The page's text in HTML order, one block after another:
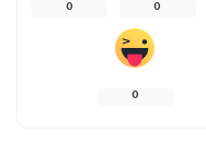
0
0
0